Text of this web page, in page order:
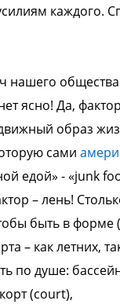
каждого.
нашего
ясно! Да,
образ
сами
едой» - «junk
– лень!
быть в форме
– как летних,
по душе:
(court),